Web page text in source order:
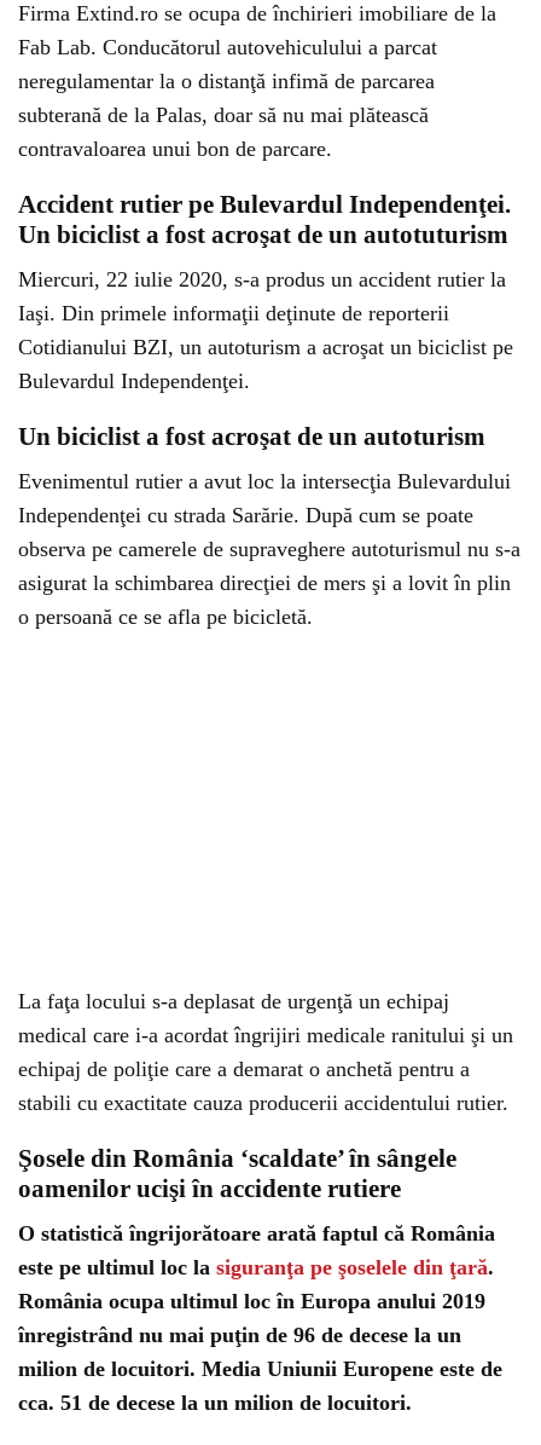
Firma Extind.ro se ocupa de închirieri imobiliare de la
Fab Lab. Conducătorul autovehiculului a parcat
neregulamentar la o distanţă infimă de parcarea
subterană de la Palas, doar să nu mai plătească
contravaloarea unui bon de parcare.
Accident rutier pe Bulevardul Independenţei.
Un biciclist a fost acroşat de un autotuturism
Miercuri, 22 iulie 2020, s-a produs un accident rutier la
Iaşi. Din primele informaţii deţinute de reporterii
Cotidianului BZI, un autoturism a acroşat un biciclist pe
Bulevardul Independenţei.
Un biciclist a fost acroşat de un autoturism
Evenimentul rutier a avut loc la intersecţia Bulevardului
Independenţei cu strada Sarărie. După cum se poate
observa pe camerele de supraveghere autoturismul nu s-a
asigurat la schimbarea direcţiei de mers şi a lovit în plin
o persoană ce se afla pe bicicletă.
La faţa locului s-a deplasat de urgenţă un echipaj
medical care i-a acordat îngrijiri medicale ranitului şi un
echipaj de poliţie care a demarat o anchetă pentru a
stabili cu exactitate cauza producerii accidentului rutier.
Şosele din România ‘scaldate’ în sângele
oamenilor ucişi în accidente rutiere
O statistică îngrijorătoare arată faptul că România
este pe ultimul loc la siguranţa pe şoselele din ţară.
România ocupa ultimul loc în Europa anului 2019
înregistrând nu mai puţin de 96 de decese la un
milion de locuitori. Media Uniunii Europene este de
cca. 51 de decese la un milion de locuitori.